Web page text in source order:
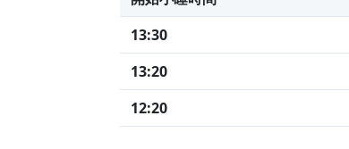
13:30
13:20
12:20